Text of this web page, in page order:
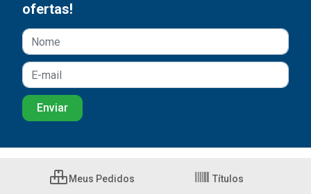
ofertas!
Meus Pedidos Títulos